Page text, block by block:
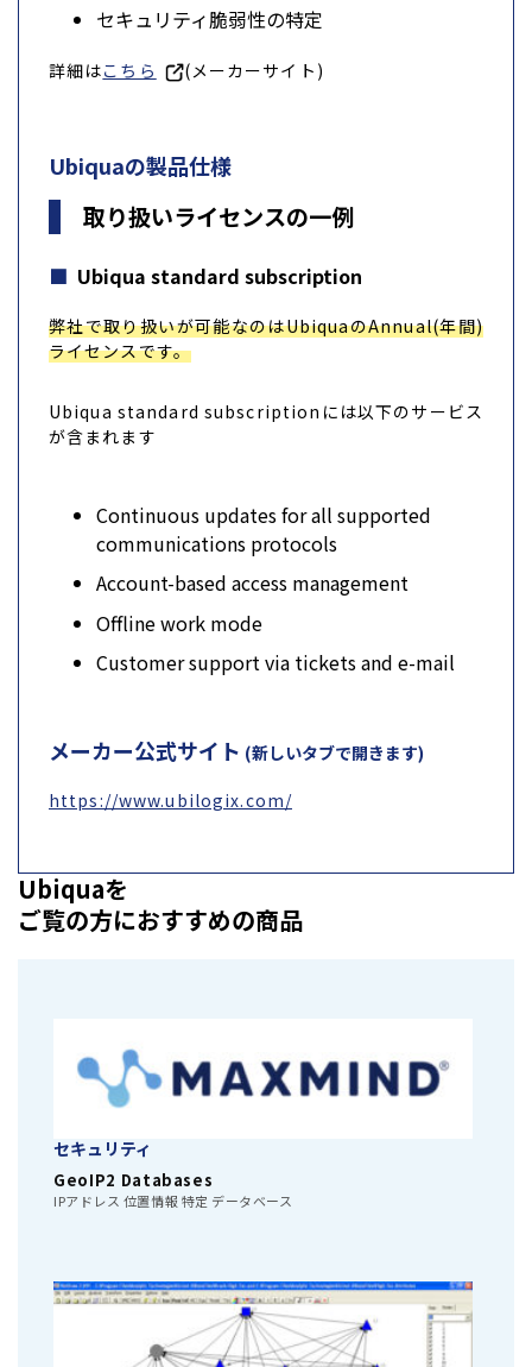
セキュリティ脆弱性の特定
詳細はこちら (メーカーサイト)
Ubiquaの製品仕様
取り扱いライセンスの一例
Ubiqua standard subscription
弊社で取り扱いが可能なのはUbiquaのAnnual(年間)
ライセンスです。
Ubiqua standard subscriptionには以下のサービス
が含まれます
Continuous updates for all supported
communications protocols
Account-based access management
Offline work mode
Customer support via tickets and e-mail
メーカー公式サイト (新しいタブで開きます)
https://www.ubilogix.com/
Ubiquaを
ご覧の方におすすめの商品
セキュリティ
GeoIP2 Databases
IPアドレス 位置情報 特定 データベース